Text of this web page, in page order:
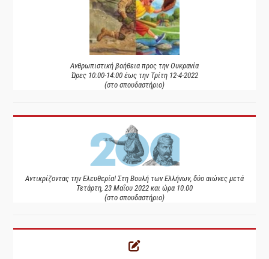
Ανθρωπιστική βοήθεια προς την Ουκρανία
Ώρες 10:00-14:00 έως την Τρίτη 12-4-2022
(στο σπουδαστήριο)
Αντικρίζοντας την Ελευθερία! Στη Βουλή των Ελλήνων, δύο αιώνες μετά
Τετάρτη, 23 Μαΐου 2022 και ώρα 10.00
(στο σπουδαστήριο)